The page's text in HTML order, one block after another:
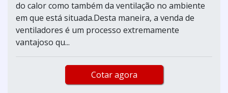
do calor como também da ventilação no ambiente
em que está situada.Desta maneira, a venda de
ventiladores é um processo extremamente
vantajoso qu...
Cotar agora